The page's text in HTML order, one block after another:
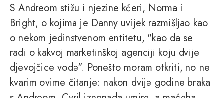
S Andreom stižu i njezine kćeri, Norma i
Bright, o kojima je Danny uvijek razmišljao kao
o nekom jedinstvenom entitetu, "kao da se
radi o kakvoj marketinškoj agenciji koju dvije
djevojčice vode". Ponešto moram otkriti, no ne
kvarim ovime čitanje: nakon dvije godine braka